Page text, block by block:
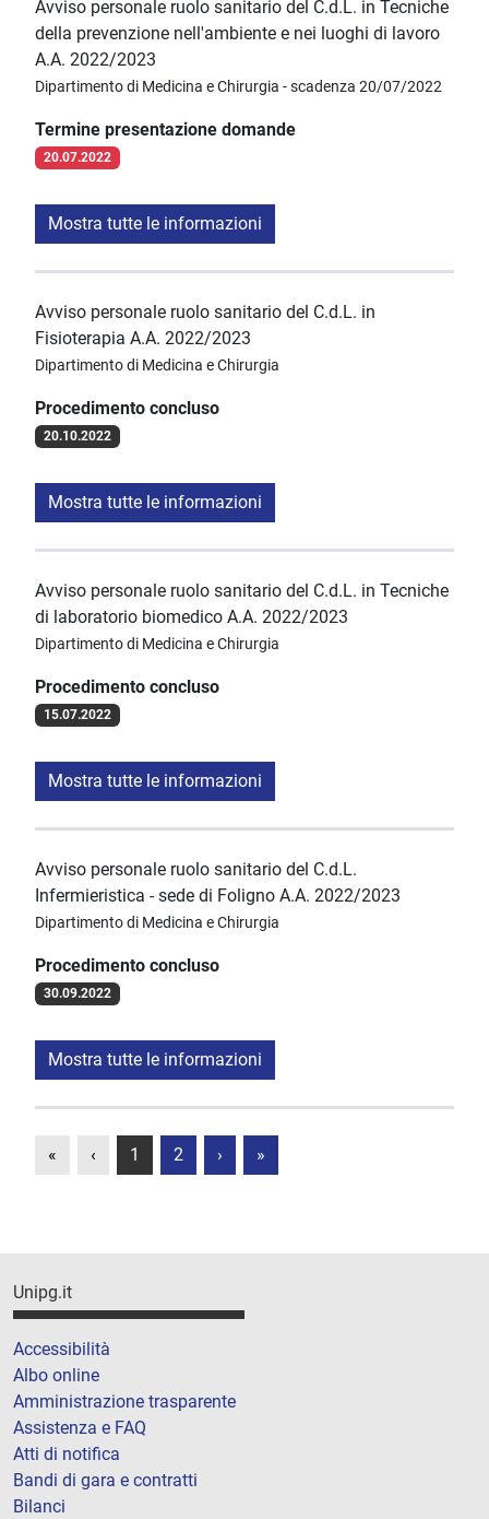
Avviso personale ruolo sanitario del C.d.L. in Tecniche
della prevenzione nell'ambiente e nei luoghi di lavoro
A.A. 2022/2023
Dipartimento di Medicina e Chirurgia - scadenza 20/07/2022
Termine presentazione domande
20.07.2022
Mostra tutte le informazioni
Avviso personale ruolo sanitario del C.d.L. in
Fisioterapia A.A. 2022/2023
Dipartimento di Medicina e Chirurgia
Procedimento concluso
20.10.2022
Mostra tutte le informazioni
Avviso personale ruolo sanitario del C.d.L. in Tecniche
di laboratorio biomedico A.A. 2022/2023
Dipartimento di Medicina e Chirurgia
Procedimento concluso
15.07.2022
Mostra tutte le informazioni
Avviso personale ruolo sanitario del C.d.L.
Infermieristica - sede di Foligno A.A. 2022/2023
Dipartimento di Medicina e Chirurgia
Procedimento concluso
30.09.2022
Mostra tutte le informazioni
« ‹ 1 2 › »
Unipg.it
Accessibilità
Albo online
Amministrazione trasparente
Assistenza e FAQ
Atti di notifica
Bandi di gara e contratti
Bilanci